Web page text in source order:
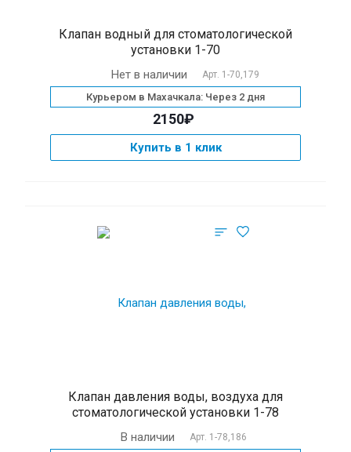
Клапан водный для cтоматологической
установки 1-70
Нет в наличии Арт. 1-70,179
Курьером в Махачкала: Через 2 дня
2150₽
Купить в 1 клик
Клапан давления воды, воздуха для
стоматологической установки 1-78
В наличии Арт. 1-78,186